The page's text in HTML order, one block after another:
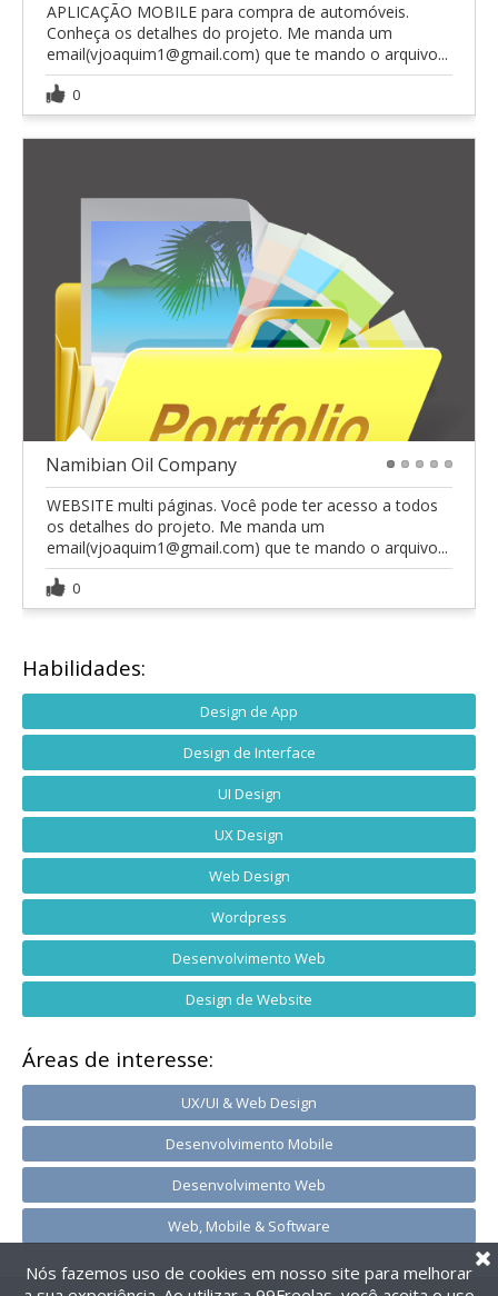
APLICAÇÃO MOBILE para compra de automóveis.
Conheça os detalhes do projeto. Me manda um
email(vjoaquim1@gmail.com) que te mando o arquivo...
0
Namibian Oil Company
WEBSITE multi páginas. Você pode ter acesso a todos
os detalhes do projeto. Me manda um
email(vjoaquim1@gmail.com) que te mando o arquivo...
0
Habilidades:
Design de App
Design de Interface
UI Design
UX Design
Web Design
Wordpress
Desenvolvimento Web
Design de Website
Áreas de interesse:
UX/UI & Web Design
Desenvolvimento Mobile
Desenvolvimento Web
Web, Mobile & Software
Nós fazemos uso de cookies em nosso site para melhorar